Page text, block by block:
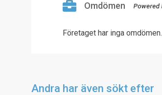
Omdömen
Företaget har inga omdömen.
Andra har även sökt efter